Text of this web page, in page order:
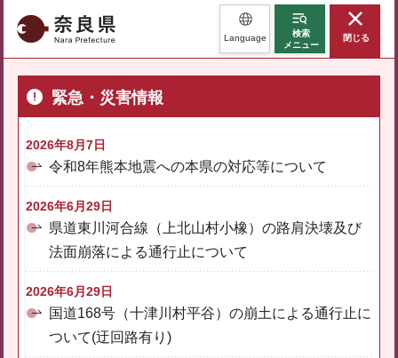
奈良県 Language
検索
メニュー
閉じる
緊急・災害情報
2026年8月7日
令和8年熊本地震への本県の対応等について
2026年6月29日
県道東川河合線（上北山村小橡）の路肩決壊及び
法面崩落による通行止について
2026年6月29日
国道168号（十津川村平谷）の崩土による通行止に
ついて(迂回路有り)